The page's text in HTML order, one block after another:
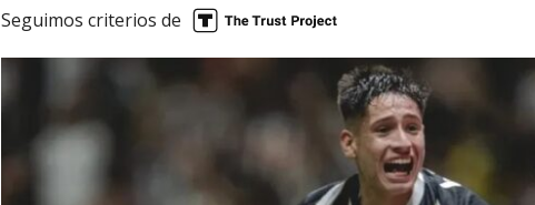
Seguimos criterios de